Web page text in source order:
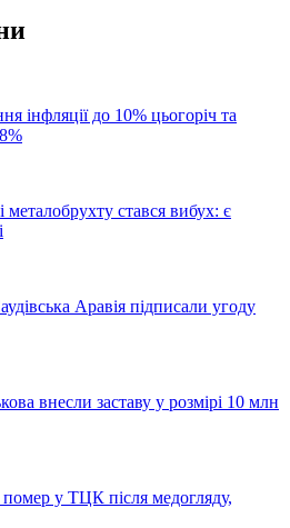
інфляції до 10% цьогоріч та
стався вибух: є
Аравія підписали угоду
внесли заставу у розмірі 10 млн
у ТЦК після медогляду,